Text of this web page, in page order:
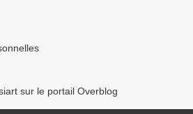
sur le portail Overblog